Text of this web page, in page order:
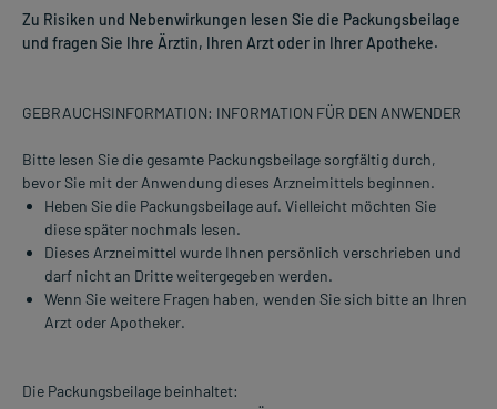
Zu Risiken und Nebenwirkungen lesen Sie die Packungsbeilage
und fragen Sie Ihre Ärztin, Ihren Arzt oder in Ihrer Apotheke.
GEBRAUCHSINFORMATION: INFORMATION FÜR DEN ANWENDER
Bitte lesen Sie die gesamte Packungsbeilage sorgfältig durch,
bevor Sie mit der Anwendung dieses Arzneimittels beginnen.
Heben Sie die Packungsbeilage auf. Vielleicht möchten Sie
diese später nochmals lesen.
Dieses Arzneimittel wurde Ihnen persönlich verschrieben und
darf nicht an Dritte weitergegeben werden.
Wenn Sie weitere Fragen haben, wenden Sie sich bitte an Ihren
Arzt oder Apotheker.
Die Packungsbeilage beinhaltet: